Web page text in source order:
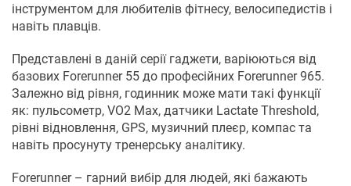
інструментом для любителів фітнесу, велосипедистів і
навіть плавців.
Представлені в даній серії гаджети, варіюються від
базових Forerunner 55 до професійних Forerunner 965.
Залежно від рівня, годинник може мати такі функції
як: пульсометр, VO2 Max, датчики Lactate Threshold,
рівні відновлення, GPS, музичний плеєр, компас та
навіть просунуту тренерську аналітику.
Forerunner – гарний вибір для людей, які бажають